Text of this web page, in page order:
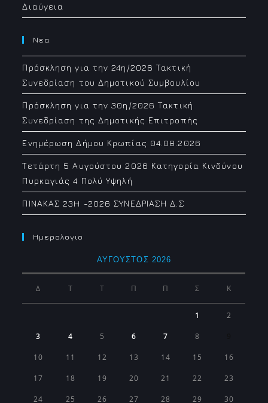
Διαύγεια
Νεα
Πρόσκληση για την 24η/2026 Τακτική
Συνεδρίαση του Δημοτικού Συμβουλίου
Πρόσκληση για την 30η/2026 Τακτική
Συνεδρίαση της Δημοτικής Επιτροπής
Ενημέρωση Δήμου Κρωπίας 04.08.2026
Τετάρτη 5 Αυγούστου 2026 Κατηγορία Κινδύνου
Πυρκαγιάς 4 Πολύ Υψηλή
ΠΙΝΑΚΑΣ 23H -2026 ΣΥΝΕΔΡΙΑΣΗ Δ.Σ
Ημερολογιο
ΑΎΓΟΥΣΤΟΣ 2026
Δ Τ Τ Π Π Σ Κ
1 2
3 4 5 6 7 8
10 11 12 13 14 15 16
17 18 19 20 21 22 23
24 25 26 27 28 29 30